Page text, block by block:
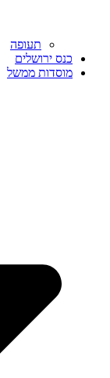
תעופה
כנס ירושלים
מוסדות ממשל